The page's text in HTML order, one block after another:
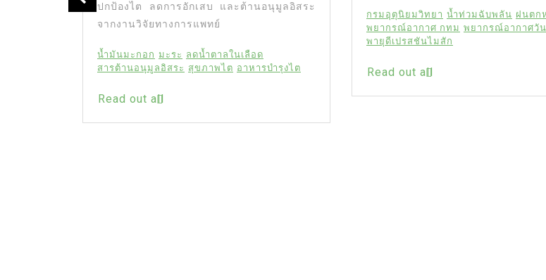
ปกป้องไต ลดการอักเสบ และต้านอนุมูลอิสระ
จากงานวิจัยทางการแพทย์
น้ำมันมะกอก มะระ ลดน้ำตาลในเลือด
สารต้านอนุมูลอิสระ สุขภาพไต อาหารบำรุงไต
Read out all
กรมอุตุนิยมวิทยา น้ำท่วมฉับพลัน ฝนตก
พยากรณ์อากาศ กทม พยากรณ์อากาศวั
พายุดีเปรสชันไมสัก
Read out all